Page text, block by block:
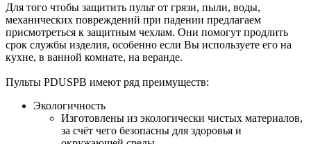
Для того чтобы защитить пульт от грязи, пыли, воды,
механических повреждений при падении предлагаем
присмотреться к защитным чехлам. Они помогут продлить
срок службы изделия, особенно если Вы используете его на
кухне, в ванной комнате, на веранде.
Пульты PDUSPB имеют ряд преимуществ:
Экологичность
Изготовлены из экологически чистых материалов,
за счёт чего безопасны для здоровья и